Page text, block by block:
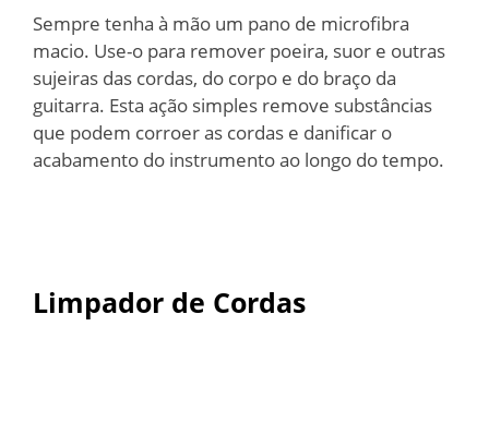
Sempre tenha à mão um pano de microfibra
macio. Use-o para remover poeira, suor e outras
sujeiras das cordas, do corpo e do braço da
guitarra. Esta ação simples remove substâncias
que podem corroer as cordas e danificar o
acabamento do instrumento ao longo do tempo.
Limpador de Cordas